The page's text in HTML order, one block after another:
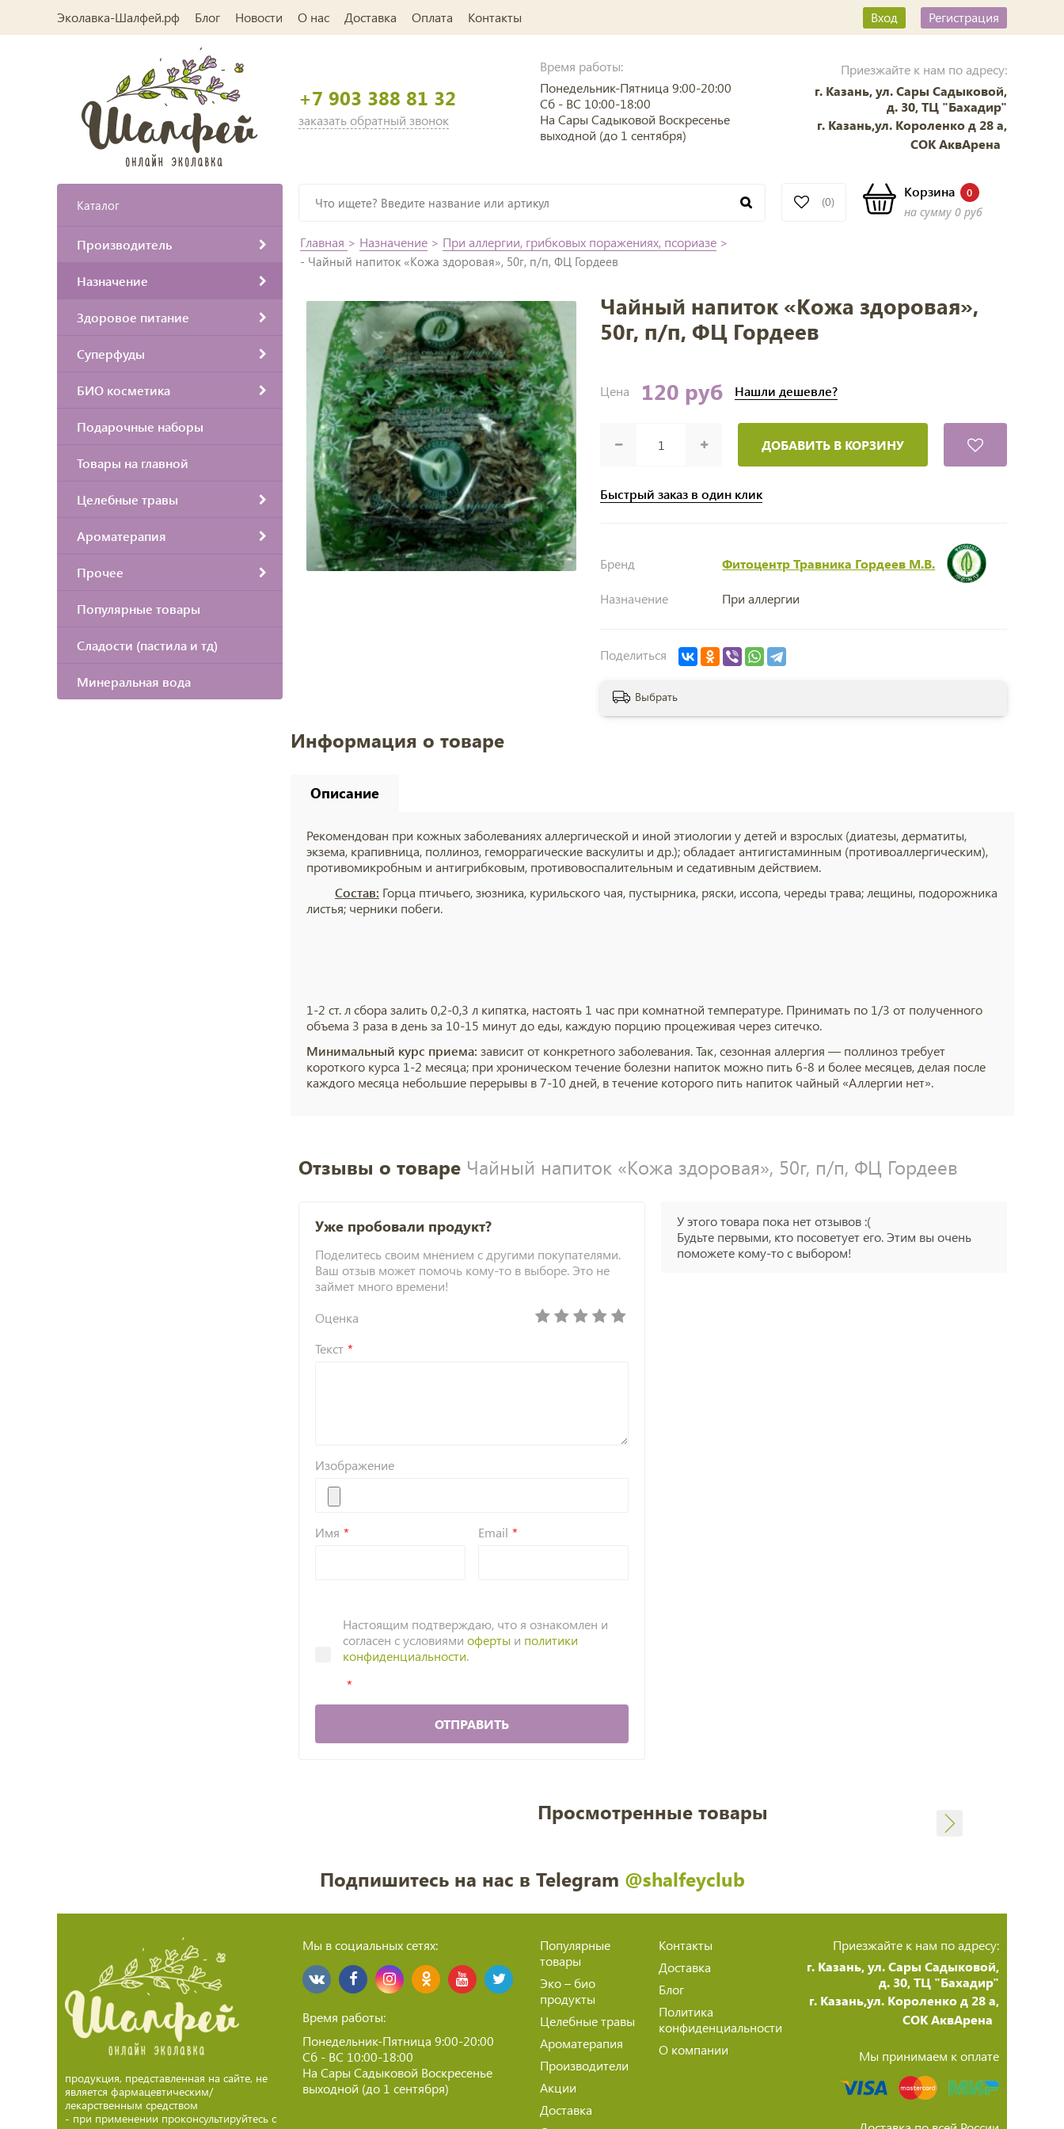
Эколавка-Шалфей.рф Блог Новости О нас Доставка Оплата Контакты Вход Регистрация
+7 903 388 81 32
заказать обратный звонок
Время работы:
Понедельник-Пятница 9:00-20:00
Сб - ВС 10:00-18:00
На Сары Садыковой Воскресенье
выходной (до 1 сентября)
Приезжайте к нам по адресу:
г. Казань, ул. Сары Садыковой,
д. 30, ТЦ "Бахадир"
г. Казань,ул. Короленко д 28 а,
СОК АквАрена
(0)
Корзина 0
на сумму 0 руб
Каталог
Производитель
Назначение
Здоровое питание
Суперфуды
БИО косметика
Подарочные наборы
Товары на главной
Целебные травы
Ароматерапия
Прочее
Популярные товары
Сладости (пастила и тд)
Минеральная вода
Главная > Назначение > При аллергии, грибковых поражениях, псориазе >
- Чайный напиток «Кожа здоровая», 50г, п/п, ФЦ Гордеев
Чайный напиток «Кожа здоровая»,
50г, п/п, ФЦ Гордеев
Цена 120 руб Нашли дешевле?
ДОБАВИТЬ В КОРЗИНУ
Быстрый заказ в один клик
Бренд Фитоцентр Травника Гордеев М.В.
Назначение При аллергии
Поделиться
Выбрать
Информация о товаре
Описание
Рекомендован при кожных заболеваниях аллергической и иной этиологии у детей и взрослых (диатезы, дерматиты,
экзема, крапивница, поллиноз, геморрагические васкулиты и др.); обладает антигистаминным (противоаллергическим),
противомикробным и антигрибковым, противовоспалительным и седативным действием.
Состав: Горца птичьего, зюзника, курильского чая, пустырника, ряски, иссопа, череды трава; лещины, подорожника
листья; черники побеги.
1-2 ст. л сбора залить 0,2-0,3 л кипятка, настоять 1 час при комнатной температуре. Принимать по 1/3 от полученного
объема 3 раза в день за 10-15 минут до еды, каждую порцию процеживая через ситечко.
Минимальный курс приема: зависит от конкретного заболевания. Так, сезонная аллергия — поллиноз требует
короткого курса 1-2 месяца; при хроническом течение болезни напиток можно пить 6-8 и более месяцев, делая после
каждого месяца небольшие перерывы в 7-10 дней, в течение которого пить напиток чайный «Аллергии нет».
Отзывы о товаре Чайный напиток «Кожа здоровая», 50г, п/п, ФЦ Гордеев
Уже пробовали продукт?
Поделитесь своим мнением с другими покупателями.
Ваш отзыв может помочь кому-то в выборе. Это не
займет много времени!
Оценка
Текст
Изображение
Имя Email
Настоящим подтверждаю, что я ознакомлен и
согласен с условиями оферты и политики
конфиденциальности.
ОТПРАВИТЬ
У этого товара пока нет отзывов :(
Будьте первыми, кто посоветует его. Этим вы очень
поможете кому-то с выбором!
Просмотренные товары
Подпишитесь на нас в Telegram @shalfeyclub
продукция, представленная на сайте, не
является фармацевтическим/
лекарственным средством
- при применении проконсультируйтесь с
Мы в социальных сетях:
Время работы:
Понедельник-Пятница 9:00-20:00
Сб - ВС 10:00-18:00
На Сары Садыковой Воскресенье
выходной (до 1 сентября)
Популярные
товары
Эко – био
продукты
Целебные травы
Ароматерапия
Производители
Акции
Доставка
Контакты
Доставка
Блог
Политика
конфиденциальности
О компании
Приезжайте к нам по адресу:
г. Казань, ул. Сары Садыковой,
д. 30, ТЦ "Бахадир"
г. Казань,ул. Короленко д 28 а,
СОК АквАрена
Мы принимаем к оплате